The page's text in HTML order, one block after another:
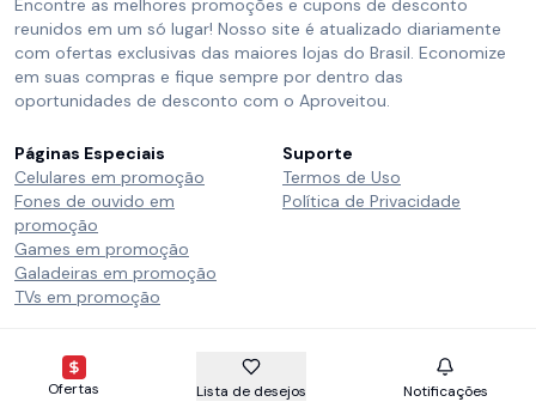
Ofertas Lista de desejos Notificações
Encontre as melhores promoções e cupons de desconto
reunidos em um só lugar! Nosso site é atualizado diariamente
com ofertas exclusivas das maiores lojas do Brasil. Economize
em suas compras e fique sempre por dentro das
oportunidades de desconto com o Aproveitou.
Páginas Especiais
Celulares em promoção
Fones de ouvido em
promoção
Games em promoção
Galadeiras em promoção
TVs em promoção
Suporte
Termos de Uso
Política de Privacidade
InstagramTelegramWhatsapp